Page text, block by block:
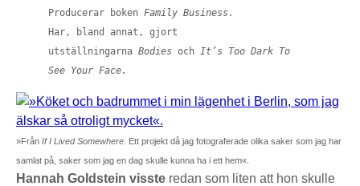
Producerar boken Family Business.
Har, bland annat, gjort
utställningarna Bodies och It’s Too Dark To
See Your Face.
»Från If I Lived Somewhere . Ett projekt då jag fotograferade olika saker som jag har
samlat på, saker som jag en dag skulle kunna ha i ett hem«.
Hannah Goldstein visste redan som liten att hon skulle